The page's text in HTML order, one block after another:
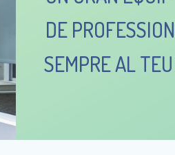
DE
SEMPRE AL